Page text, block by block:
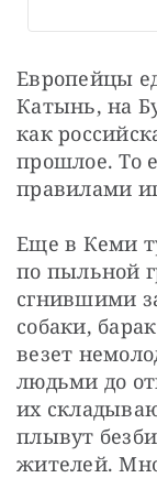
Европейцы
Катынь, на
как
прошлое. То
правилами
Еще в Кеми
по пыльной
сгнившими
собаки,
везет
людьми до
их
плывут
жителей.